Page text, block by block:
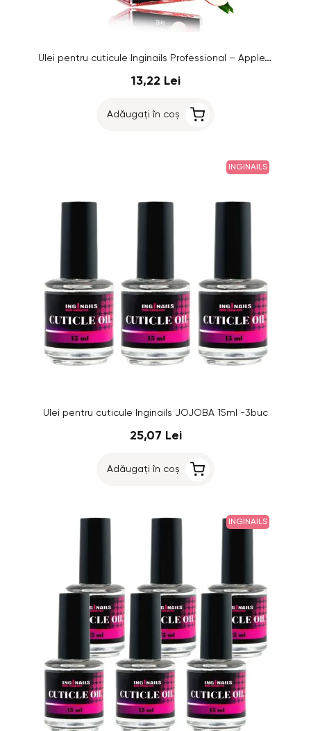
Ulei pentru cuticule Inginails Professional – Apple, 9ml
13,22 Lei
Adăugați în coș
INGINAILS
Ulei pentru cuticule Inginails JOJOBA 15ml -3buc
25,07 Lei
Adăugați în coș
INGINAILS